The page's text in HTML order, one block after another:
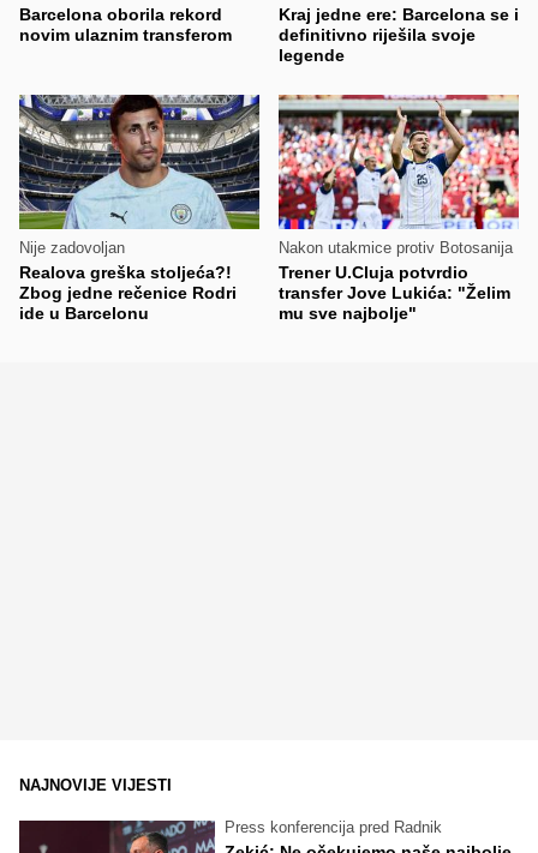
Barcelona oborila rekord
novim ulaznim transferom
Kraj jedne ere: Barcelona se i
definitivno riješila svoje
legende
Nije zadovoljan
Realova greška stoljeća?!
Zbog jedne rečenice Rodri
ide u Barcelonu
Nakon utakmice protiv Botosanija
Trener U.Cluja potvrdio
transfer Jove Lukića: "Želim
mu sve najbolje"
NAJNOVIJE VIJESTI
Press konferencija pred Radnik